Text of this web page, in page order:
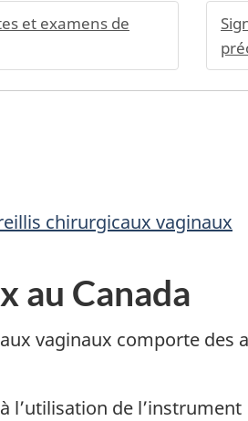
et examens de
chirurgicaux vaginaux
au Canada
vaginaux comporte des
l’utilisation de l’instrument